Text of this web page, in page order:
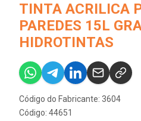
TINTA ACRILICA
PAREDES 15L
HIDROTINTAS
Código do Fabricante: 3604
Código: 44651